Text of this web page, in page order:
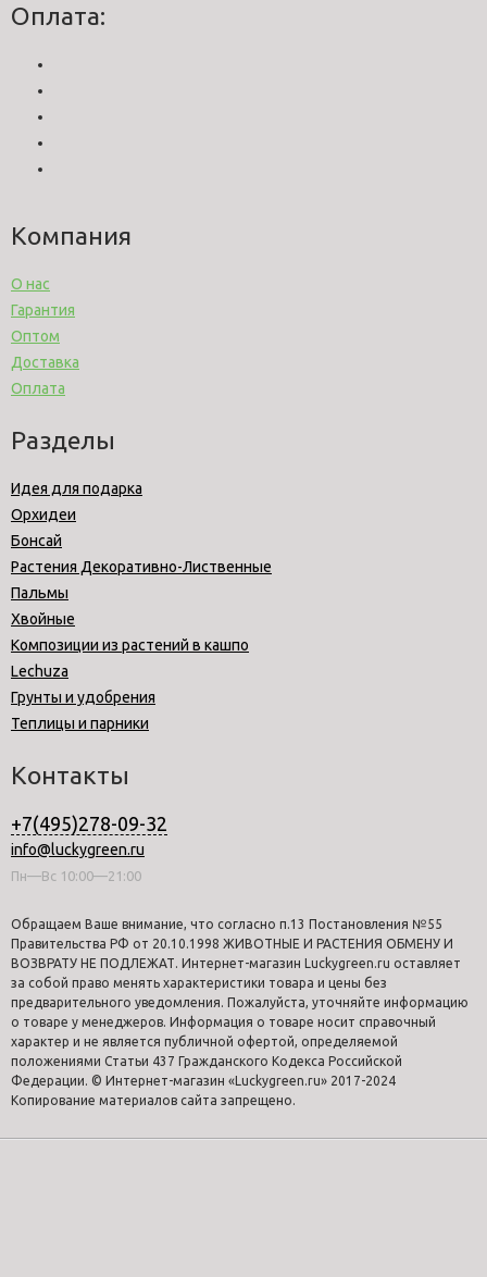
Оплата:
Компания
О нас
Гарантия
Оптом
Доставка
Оплата
Разделы
Идея для подарка
Орхидеи
Бонсай
Растения Декоративно-Лиственные
Пальмы
Хвойные
Композиции из растений в кашпо
Lechuza
Грунты и удобрения
Теплицы и парники
Контакты
+7(495)278-09-32
info@luckygreen.ru
Пн—Вс 10:00—21:00
Обращаем Ваше внимание, что согласно п.13 Постановления №55
Правительства РФ от 20.10.1998 ЖИВОТНЫЕ И РАСТЕНИЯ ОБМЕНУ И
ВОЗВРАТУ НЕ ПОДЛЕЖАТ. Интернет-магазин Luckygreen.ru оставляет
за собой право менять характеристики товара и цены без
предварительного уведомления. Пожалуйста, уточняйте информацию
о товаре у менеджеров. Информация о товаре носит справочный
характер и не является публичной офертой, определяемой
положениями Статьи 437 Гражданского Кодекса Российской
Федерации. © Интернет-магазин «Luckygreen.ru» 2017-2024
Копирование материалов сайта запрещено.